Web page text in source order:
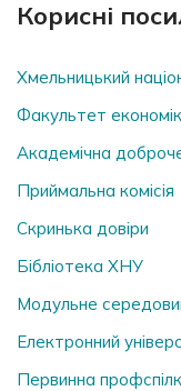
Корисні
Хмельницький
Факультет
Академічна
Приймальна комісія
Скринька довiри
Бібліотека ХНУ
Модульне
Електронний
Первинна